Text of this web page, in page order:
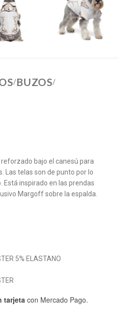
/BUZOS/
bajo el canesú para
Las telas son de punto por lo
Está inspirado en las prendas
Margoff sobre la espalda.
5% ELASTANO
tarjeta con Mercado Pago.